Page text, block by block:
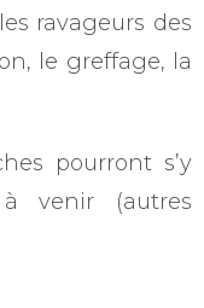
ravageurs des
le greffage, la
pourront s’y
venir (autres